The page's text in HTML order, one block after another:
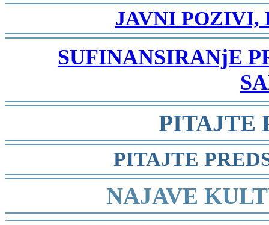
-
JAVNI POZIVI,
-
SUFINANSIRANjE
-
PITAJTE
-
PITAJTE
-
NAJAVE
-